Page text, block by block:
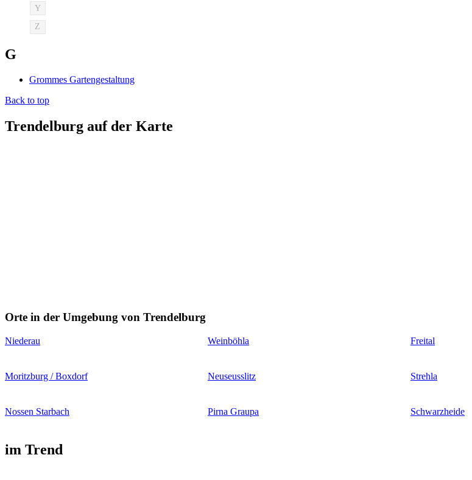
Y
Z
G
Grommes Gartengestaltung
Back to top
Trendelburg auf der Karte
Orte in der Umgebung von Trendelburg
Niederau Weinböhla Freital
Moritzburg / Boxdorf Neuseusslitz Strehla
Nossen Starbach Pirna Graupa Schwarzheide
im Trend